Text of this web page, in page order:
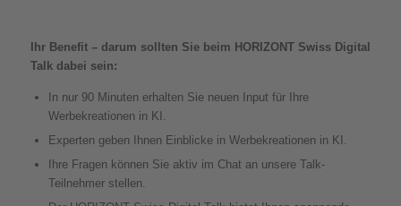
Ihr Benefit – darum sollten Sie beim HORIZONT Swiss Digital
Talk dabei sein:
In nur 90 Minuten erhalten Sie neuen Input für Ihre
Werbekreationen in KI.
Experten geben Ihnen Einblicke in Werbekreationen in KI.
Ihre Fragen können Sie aktiv im Chat an unsere Talk-
Teilnehmer stellen.